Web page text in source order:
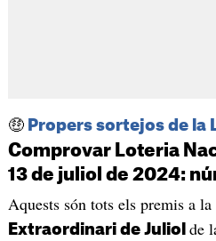
🤑 Propers sortejos de la
Comprovar Loteria
13 de juliol de 2024:
Aquests són tots els premis a
Extraordinari de Juliol de